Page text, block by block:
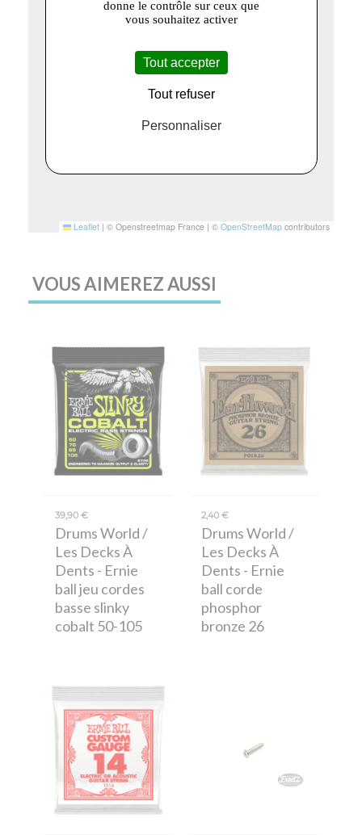
Leaflet | © Openstreetmap France | © OpenStreetMap contributors
VOUS AIMEREZ AUSSI
39,90 €
Drums World /
Les Decks À
Dents - Ernie
ball jeu cordes
basse slinky
cobalt 50-105
2,40 €
Drums World /
Les Decks À
Dents - Ernie
ball corde
phosphor
bronze 26
donne le contrôle sur ceux que
vous souhaitez activer
Tout accepter
Tout refuser
Personnaliser